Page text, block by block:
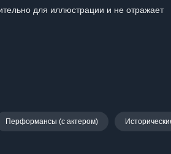
для иллюстрации и не отражает
Перформансы (с актером)